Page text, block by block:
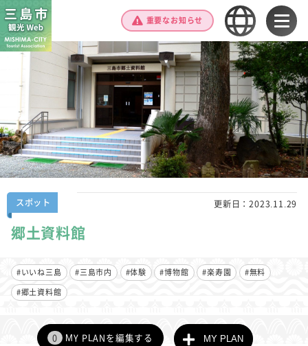
重要なお知らせ
スポット 更新日：2023.11.29
郷土資料館
#いいね三島 #三島市内 #体験 #博物館 #楽寿園
#無料
#郷土資料館
MY PLAN
0 MY PLANを編集する